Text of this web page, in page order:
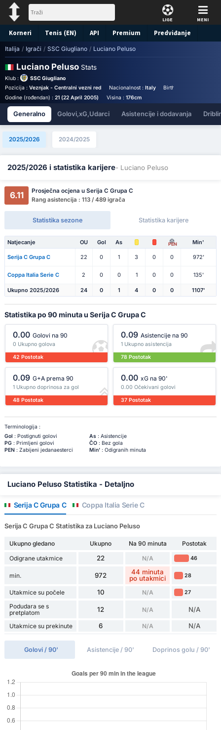
LIGE MENI
Korneri Tenis (EN) API Premium Predviđanje
Italija / Igrači / SSC Giugliano / Luciano Peluso
Luciano Peluso Stats
Klub :
SSC Giugliano
Pozicija : Veznjak - Centralni vezni red Nacionalnost : Italy Birthplace :
Godine (rođendan) : 21 (22 April 2005) Visina : 176cm
Generalno Golovi,xG,Udarci Asistencije i dodavanja
2025/2026 2024/2025
2025/2026 i statistika karijere- Luciano Peluso
6.11
Prosječna ocjena u Serija C Grupa C
Rang asistencija : 113 / 489 igrača
Statistika sezone Statistika karijere
Natjecanje OU Gol As PEN Min'
Serija C Grupa C 22 0 1 3 0 0 972'
Coppa Italia Serie C 2 0 0 1 0 0 135'
Ukupno 2025/2026 24 0 1 4 0 0 1107'
Statistika po 90 minuta u Serija C Grupa C
0.00 Golovi na 90
0 Ukupno golova
42 Postotak
0.09 Asistencije na 90
1 Ukupno asistencija
78 Postotak
0.09 G+A prema 90
1 Ukupno doprinosa za gol
48 Postotak
0.00 xG na 90'
0.00 Očekivani golovi
37 Postotak
Terminologija :
Gol : Postignuti golovi As: Asistencije
PG: Primljeni golovi ČO: Bez gola
PEN: Zabijeni jedanaesterci Min': Odigranih minuta
Luciano Peluso Statistika - Detaljno
Serija C Grupa C Coppa Italia Serie C
Serija C Grupa C Statistika za Luciano Peluso
Ukupno gledano Ukupno Na 90 minuta
Postotak
Odigrane utakmice
22 N/A 46
min. 972
44 minuta
po utakmici
28
Utakmice su počele 10 N/A 27
Podudara se s
pretplatom
12 N/A N/A
Utakmice su prekinute 6 N/A N/A
Golovi / 90' Asistencije / 90' Doprinos golu / 90'